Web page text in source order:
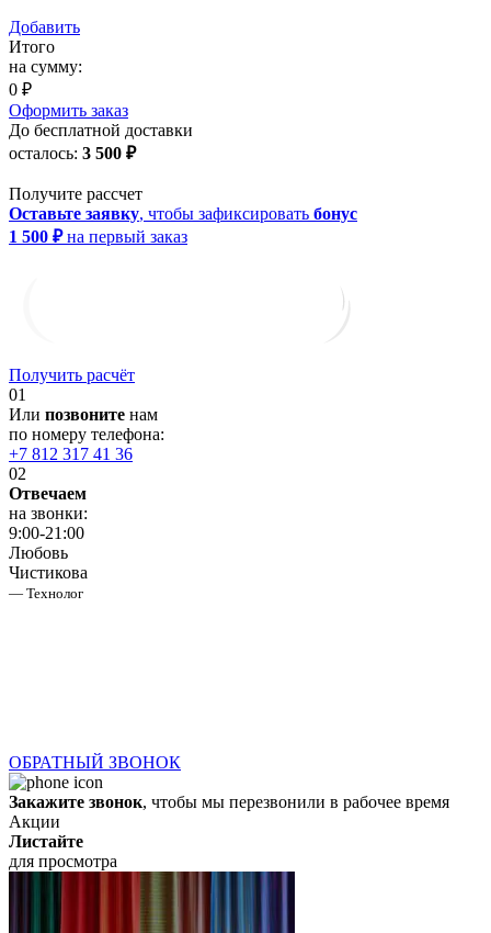
Добавить
Итого
на сумму:
0 ₽
Оформить заказ
До бесплатной доставки
осталось: 3 500 ₽
Получите рассчет
Оставьте заявку, чтобы зафиксировать бонус
1 500 ₽на первый заказ
Получить расчёт
01
Или позвоните нам
по номеру телефона:
+7 812 317 41 36
02
Отвечаем
на звонки:
9:00-21:00
Любовь
Чистикова
— Технолог
ОБРАТНЫЙ ЗВОНОК
Закажите звонок, чтобы мы перезвонили в рабочее время
Акции
Листайте
для просмотра